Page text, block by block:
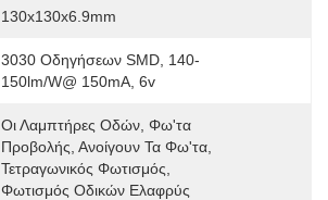
130x130x6.9mm
3030 Οδηγήσεων SMD, 140-
150lm/w@ 150mA, 6v
Οι Λαμπτήρες Οδών, Φω'τα
Προβολής, Ανοίγουν Τα Φω'τα,
Τετραγωνικός Φωτισμός,
Φωτισμός Οδικών Ελαφρύς